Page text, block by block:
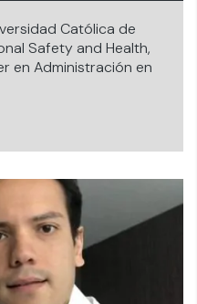
Católica de
Safety and Health,
en Administración en